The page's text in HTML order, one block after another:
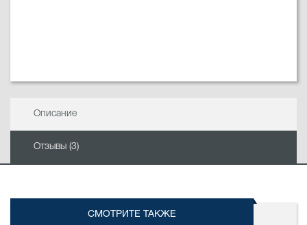
Описание
Отзывы (3)
СМОТРИТЕ ТАКЖЕ